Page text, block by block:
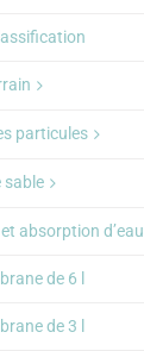
particules
sable
absorption d’eau
de 6 l
de 3 l